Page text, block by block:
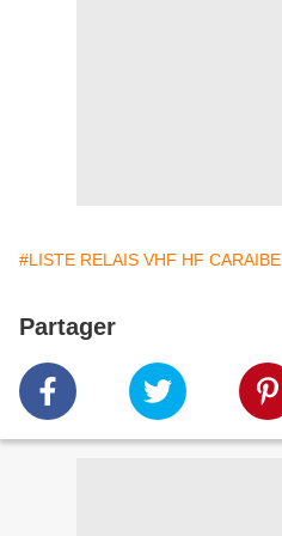
#LISTE RELAIS VHF HF CARAIBE
Partager